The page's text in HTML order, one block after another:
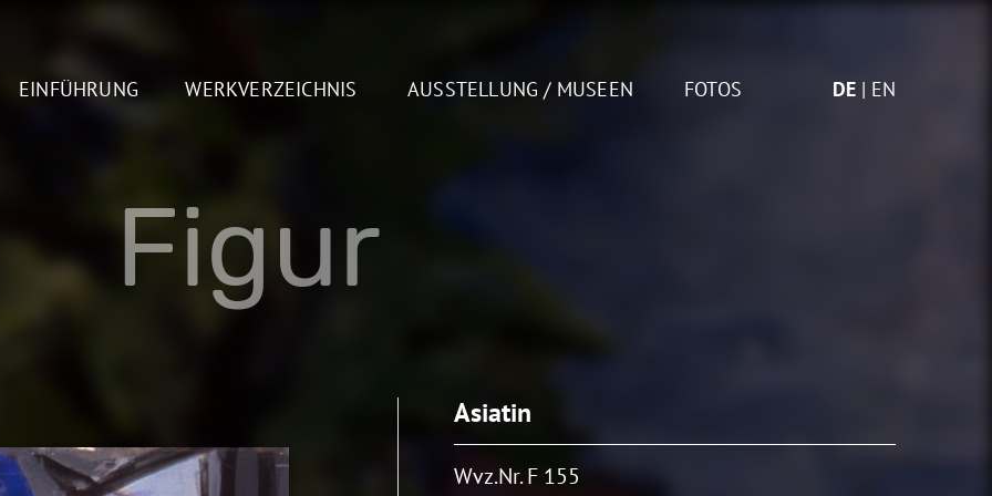
EINFÜHRUNG WERKVERZEICHNIS AUSSTELLUNG / MUSEEN FOTOS DE EN
Figur
Asiatin
Wvz.Nr. F 155